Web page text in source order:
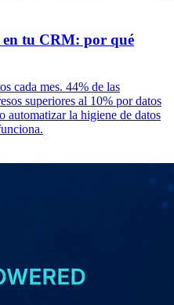
en tu CRM: por qué
cada mes. 44% de las
superiores al 10% por datos
automatizar la higiene de datos